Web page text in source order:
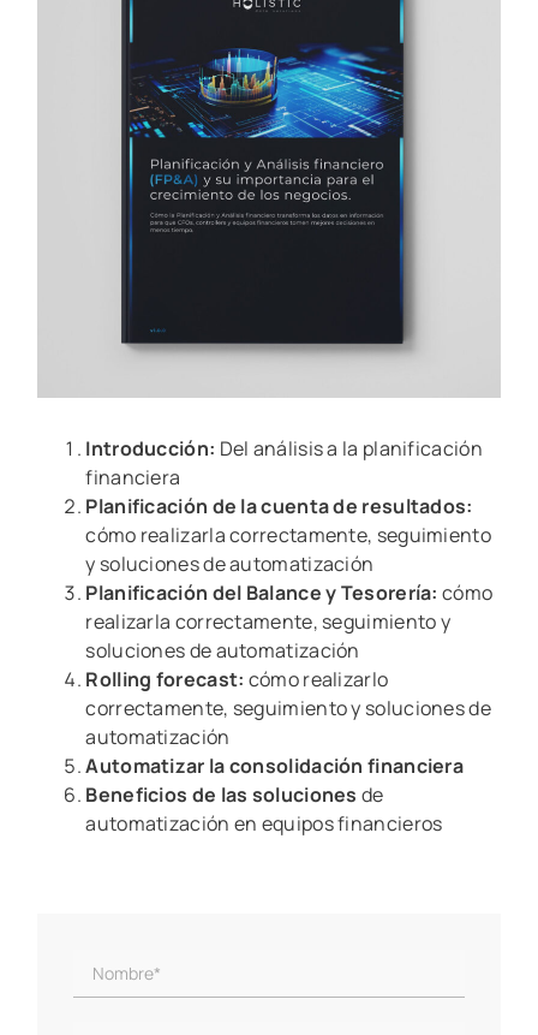
Introducción: Del análisis a la planificación
financiera
Planificación de la cuenta de resultados:
cómo realizarla correctamente, seguimiento
y soluciones de automatización
Planificación del Balance y Tesorería: cómo
realizarla correctamente, seguimiento y
soluciones de automatización
Rolling forecast: cómo realizarlo
correctamente, seguimiento y soluciones de
automatización
Automatizar la consolidación financiera
Beneficios de las soluciones de
automatización en equipos financieros